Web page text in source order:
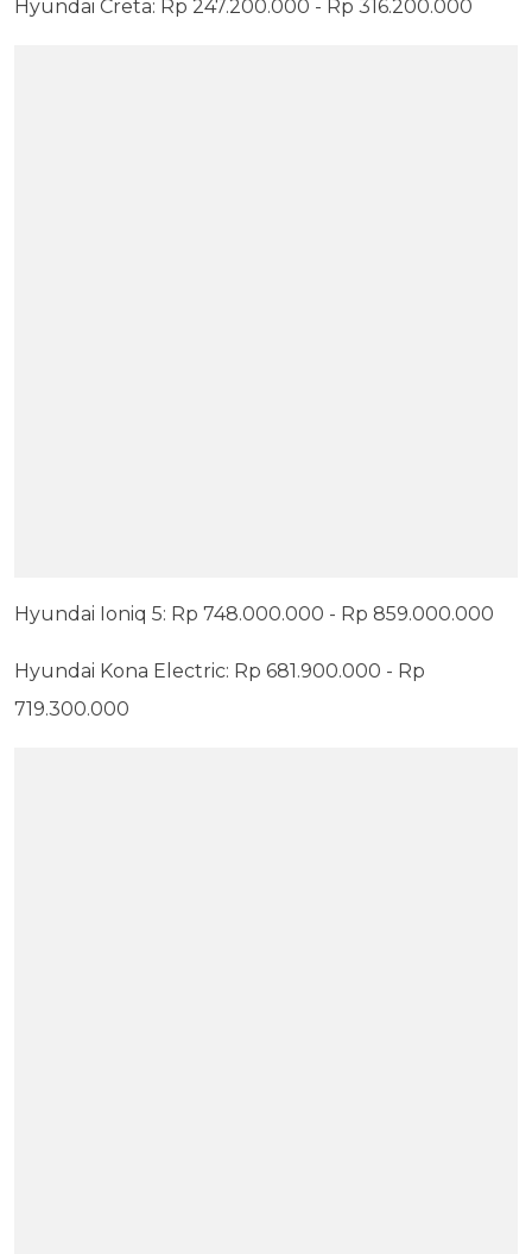
Hyundai Creta: Rp 247.200.000 - Rp 316.200.000
Hyundai Ioniq 5: Rp 748.000.000 - Rp 859.000.000
Hyundai Kona Electric: Rp 681.900.000 - Rp
719.300.000